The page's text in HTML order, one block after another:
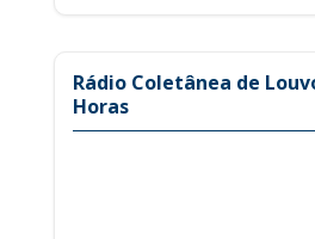
Rádio Coletânea de
Horas